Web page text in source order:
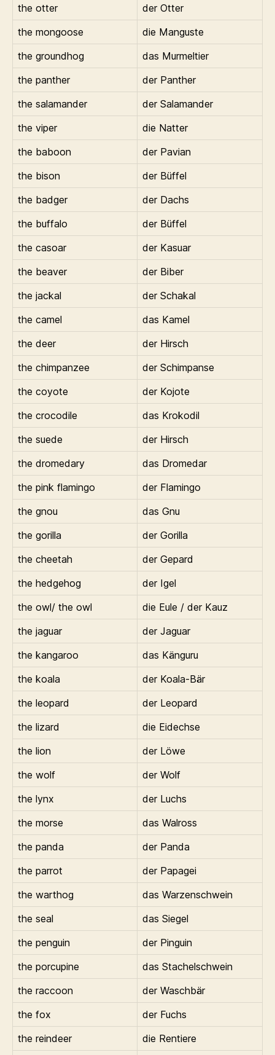
the otter
der Otter
the mongoose
die Manguste
the groundhog
das Murmeltier
the panther
der Panther
the salamander
der Salamander
the viper
die Natter
the baboon
der Pavian
the bison
der Büffel
the badger
der Dachs
the buffalo
der Büffel
the casoar
der Kasuar
the beaver
der Biber
the jackal
der Schakal
the camel
das Kamel
the deer
der Hirsch
the chimpanzee
der Schimpanse
the coyote
der Kojote
the crocodile
das Krokodil
the suede
der Hirsch
the dromedary
das Dromedar
the pink flamingo
der Flamingo
the gnou
das Gnu
the gorilla
der Gorilla
the cheetah
der Gepard
the hedgehog
der Igel
the owl/ the owl
die Eule / der Kauz
the jaguar
der Jaguar
the kangaroo
das Känguru
the koala
der Koala-Bär
the leopard
der Leopard
the lizard
die Eidechse
the lion
der Löwe
the wolf
der Wolf
the lynx
der Luchs
the morse
das Walross
the panda
der Panda
the parrot
der Papagei
the warthog
das Warzenschwein
the seal
das Siegel
the penguin
der Pinguin
the porcupine
das Stachelschwein
the raccoon
der Waschbär
the fox
der Fuchs
the reindeer
die Rentiere